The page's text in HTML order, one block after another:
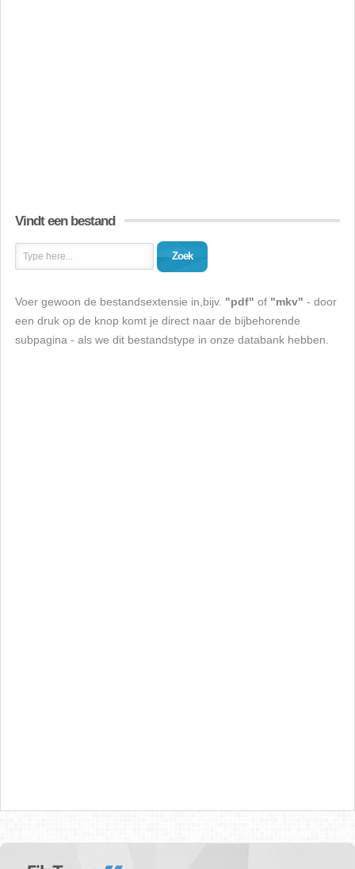
Vindt een bestand
Zoek
Voer gewoon de bestandsextensie in,bijv. "pdf" of "mkv" - door
een druk op de knop komt je direct naar de bijbehorende
subpagina - als we dit bestandstype in onze databank hebben.